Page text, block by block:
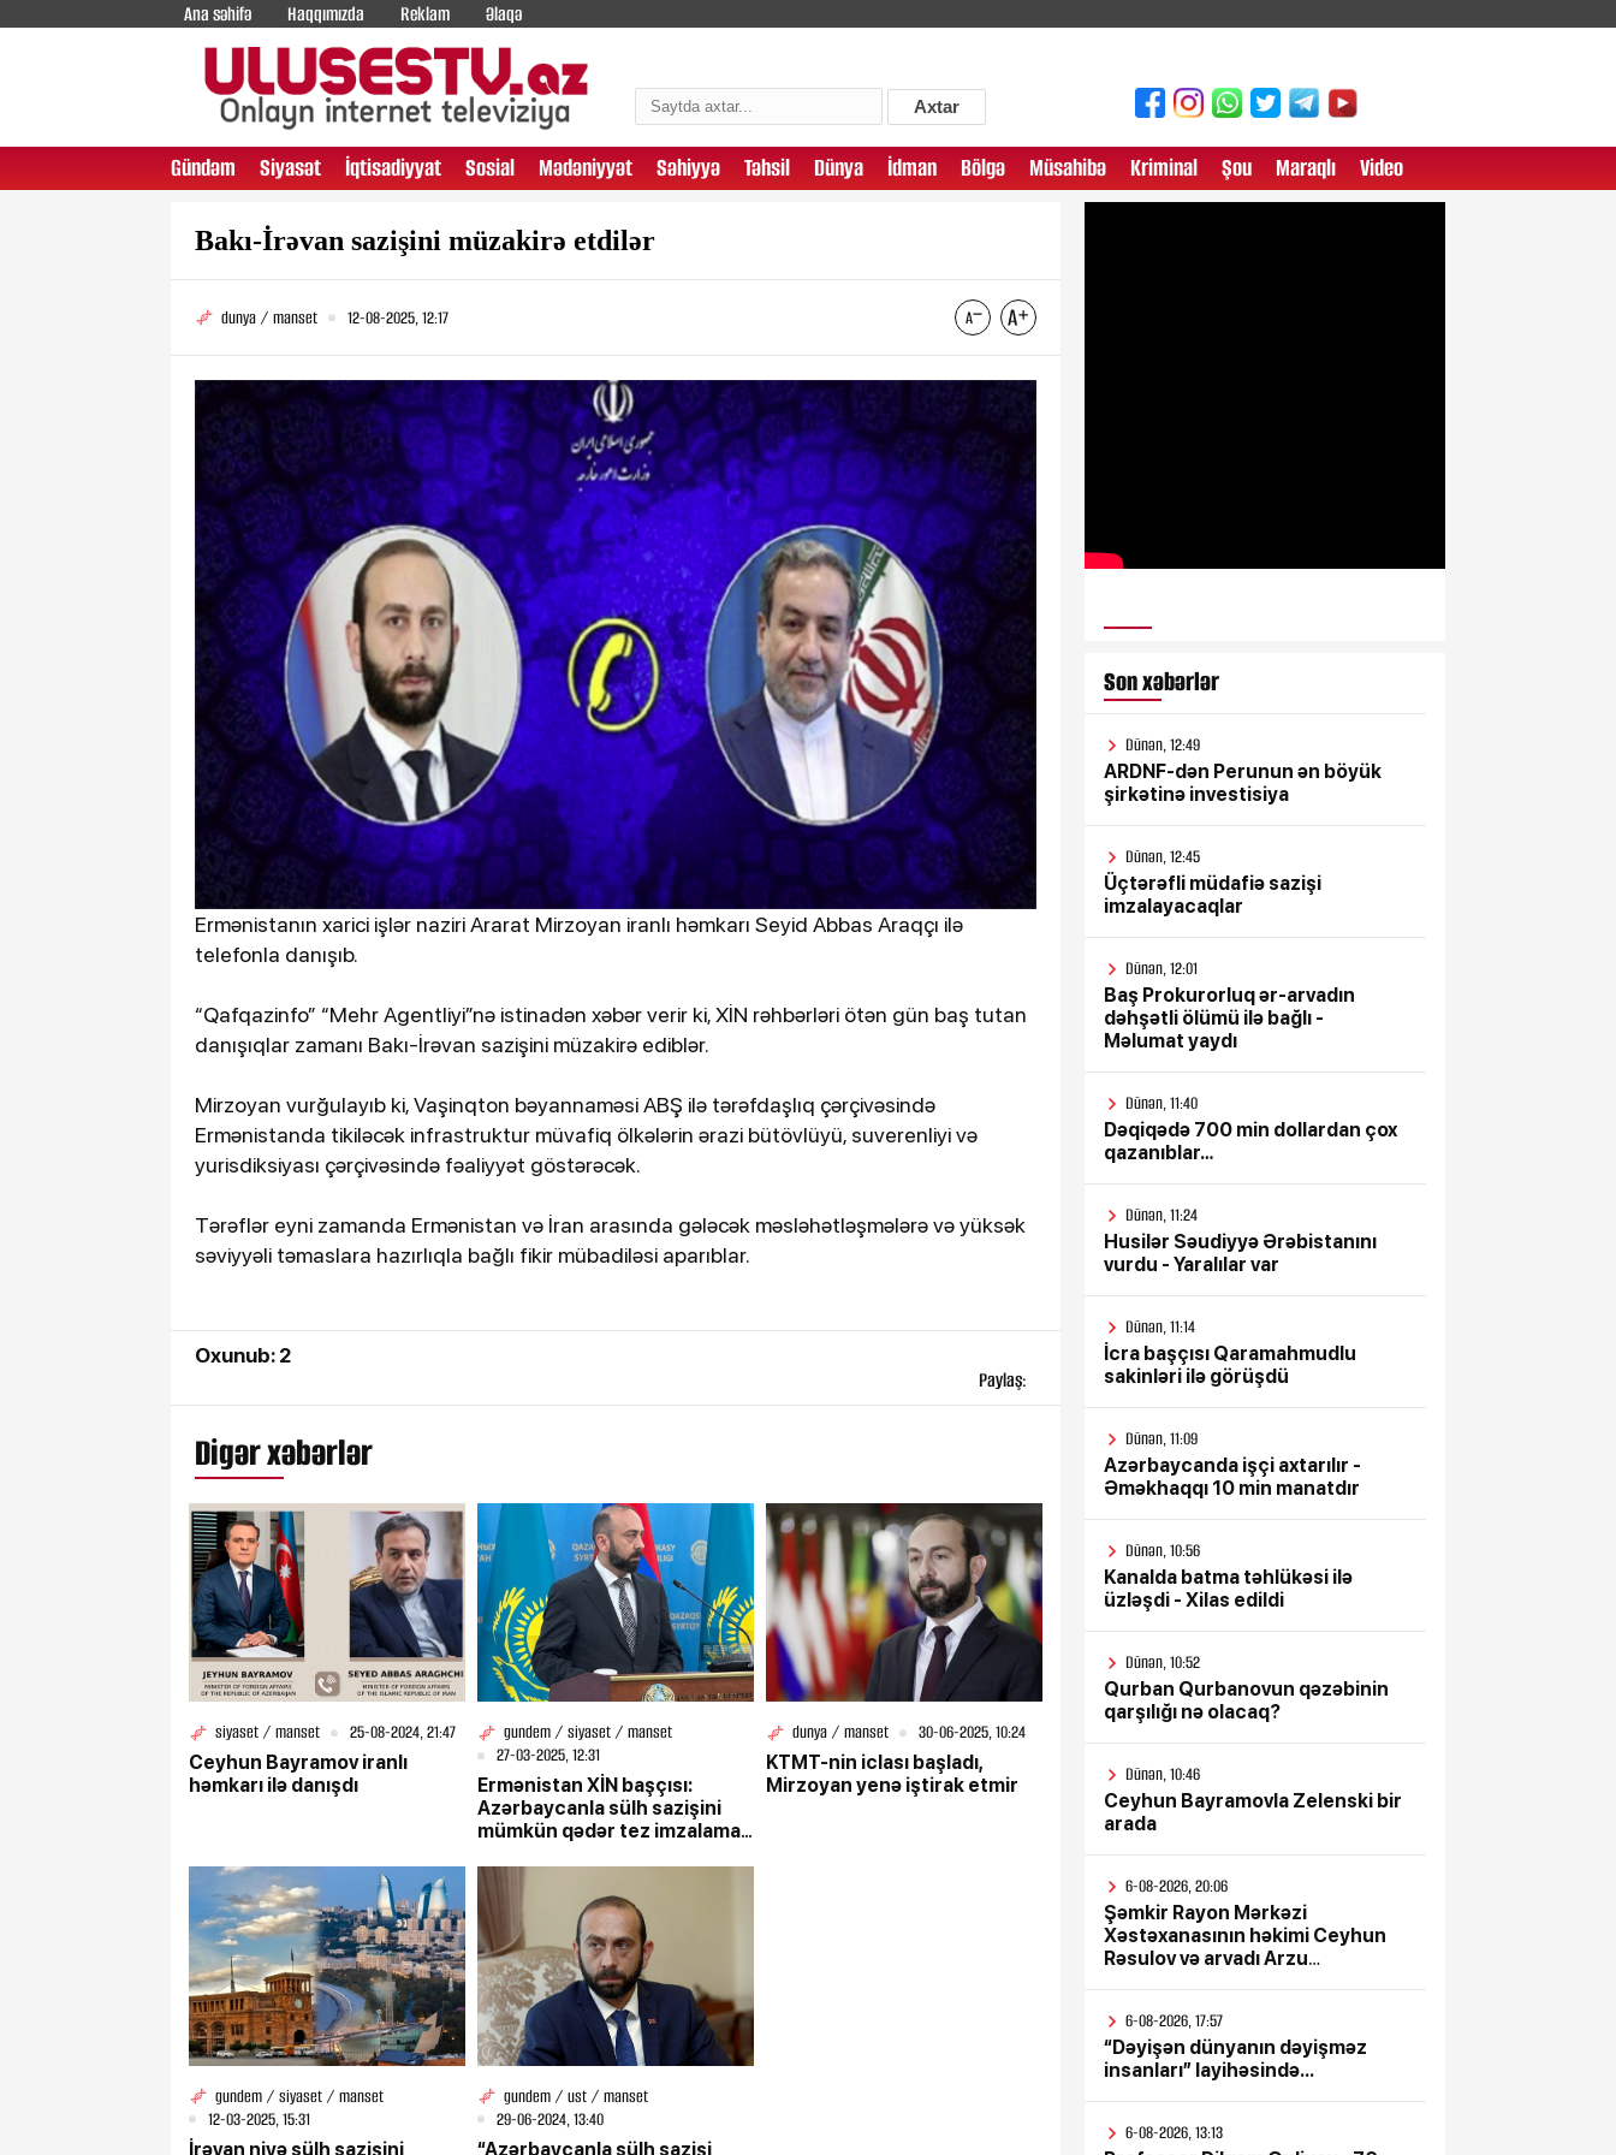
Ana səhifə Haqqımızda Reklam Əlaqə
Axtar
Gündəm Siyasət İqtisadiyyat Sosial Mədəniyyət Səhiyyə Təhsil Dünya İdman Bölgə Müsahibə Kriminal Şou Maraqlı Video
Bakı-İrəvan sazişini müzakirə etdilər
dunya / manset 12-08-2025, 12:17
Ermənistanın xarici işlər naziri Ararat Mirzoyan iranlı həmkarı Seyid Abbas Araqçı ilə
telefonla danışıb.
“Qafqazinfo” “Mehr Agentliyi”nə istinadən xəbər verir ki, XİN rəhbərləri ötən gün baş tutan
danışıqlar zamanı Bakı-İrəvan sazişini müzakirə ediblər.
Mirzoyan vurğulayıb ki, Vaşinqton bəyannaməsi ABŞ ilə tərəfdaşlıq çərçivəsində
Ermənistanda tikiləcək infrastruktur müvafiq ölkələrin ərazi bütövlüyü, suverenliyi və
yurisdiksiyası çərçivəsində fəaliyyət göstərəcək.
Tərəflər eyni zamanda Ermənistan və İran arasında gələcək məsləhətləşmələrə və yüksək
səviyyəli təmaslara hazırlıqla bağlı fikir mübadiləsi aparıblar.
Oxunub: 2
Paylaş:
Digər xəbərlər
siyaset / manset
25-08-2024, 21:47
Ceyhun Bayramov iranlı
həmkarı ilə danışdı
gundem / siyaset / manset
27-03-2025, 12:31
Ermənistan XİN başçısı:
Azərbaycanla sülh sazişini
mümkün qədər tez imzalamaq
dunya / manset
30-06-2025, 10:24
KTMT-nin iclası başladı,
Mirzoyan yenə iştirak etmir
gundem / siyaset / manset
12-03-2025, 15:31
İrəvan niyə sülh sazişini
gundem / ust / manset
29-06-2024, 13:40
“Azərbaycanla sülh sazişi
Son xəbərlər
Dünən, 12:49
ARDNF-dən Perunun ən böyük
şirkətinə investisiya
Dünən, 12:45
Üçtərəfli müdafiə sazişi
imzalayacaqlar
Dünən, 12:01
Baş Prokurorluq ər-arvadın
dəhşətli ölümü ilə bağlı -
Məlumat yaydı
Dünən, 11:40
Dəqiqədə 700 min dollardan çox
qazanıblar…
Dünən, 11:24
Husilər Səudiyyə Ərəbistanını
vurdu - Yaralılar var
Dünən, 11:14
İcra başçısı Qaramahmudlu
sakinləri ilə görüşdü
Dünən, 11:09
Azərbaycanda işçi axtarılır -
Əməkhaqqı 10 min manatdır
Dünən, 10:56
Kanalda batma təhlükəsi ilə
üzləşdi - Xilas edildi
Dünən, 10:52
Qurban Qurbanovun qəzəbinin
qarşılığı nə olacaq?
Dünən, 10:46
Ceyhun Bayramovla Zelenski bir
arada
6-08-2026, 20:06
Şəmkir Rayon Mərkəzi
Xəstəxanasının həkimi Ceyhun
Rəsulov və arvadı Arzu
ölümü ilə bağlı Şəmkir rayon
prokrurluğunda araşdırma
aparılır
6-08-2026, 17:57
“Dəyişən dünyanın dəyişməz
insanları” layihəsində...
6-08-2026, 13:13